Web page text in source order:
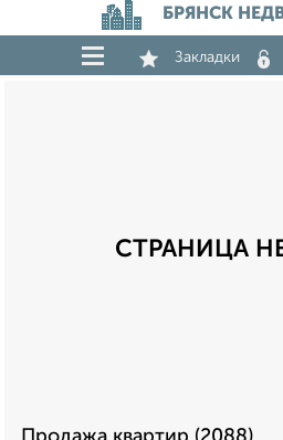
БРЯНСК
Закладки
СТРАНИЦА